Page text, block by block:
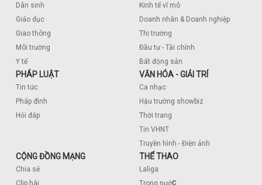
Dân sinh
Giáo dục
Giao thông
Môi trường
Y tế
Kinh tế vĩ mô
Doanh nhân & Doanh nghiệp
Thị trường
Đầu tư - Tài chính
Bất động sản
PHÁP LUẬT
Tin tức
Pháp đình
Hỏi đáp
VĂN HÓA - GIẢI TRÍ
Ca nhạc
Hậu trường showbiz
Thời trang
Tin VHNT
Truyền hình - Điện ảnh
CỘNG ĐỒNG MẠNG
Chia sẻ
Clip hài
THỂ THAO
Laliga
Trong nước